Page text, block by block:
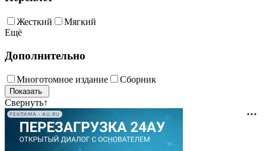
Жесткий
Мягкий
Ещё
Дополнительно
Многотомное издание Сборник
Свернуть↑
РЕКЛАМА • AU.RU